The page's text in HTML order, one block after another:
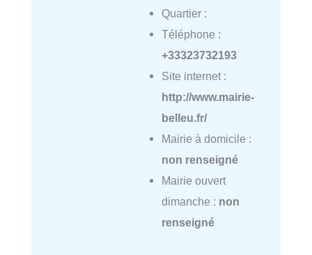
Quartier :
Téléphone :
+33323732193
Site internet :
http://www.mairie-
belleu.fr/
Mairie à domicile :
non renseigné
Mairie ouvert
dimanche : non
renseigné